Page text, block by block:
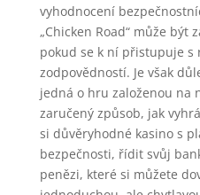
vyhodnocení
„Chicken Road“ může být
pokud se k ní přistupuje s
zodpovědností. Je však
jedná o hru založenou na
zaručený způsob, jak
si důvěryhodné kasino s
bezpečnosti, řídit svůj
penězi, které si můžete